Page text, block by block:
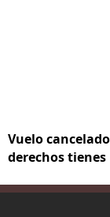
Vuelo
derechos tienes